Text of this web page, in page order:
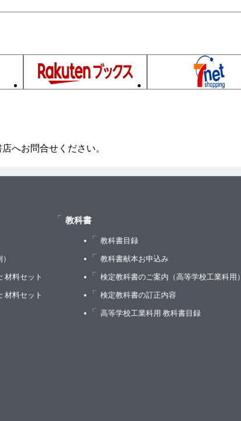
へお問合せください。
材料セット
材料セット
教科書
教科書目録
教科書献本お申込み
検定教科書のご案内（高等学校工業科用）
検定教科書の訂正内容
高等学校工業科用 教科書目録